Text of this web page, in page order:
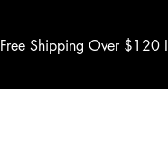
Free Shipping Over $120